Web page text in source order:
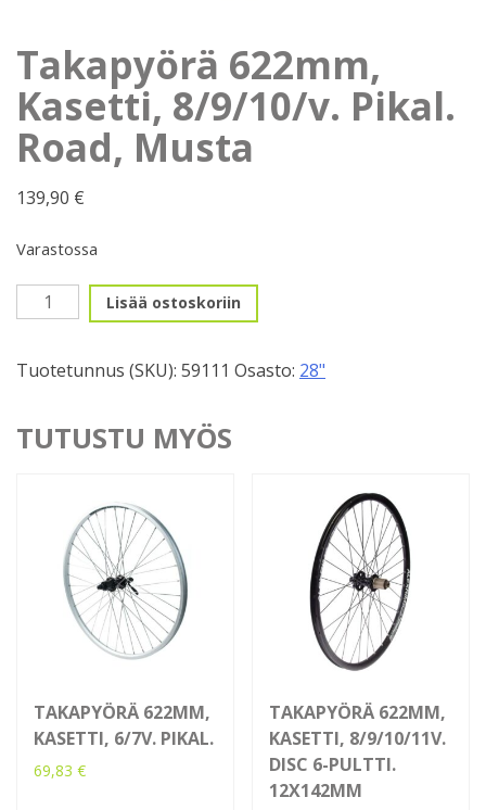
Takapyörä 622mm,
Kasetti, 8/9/10/v. Pikal.
Road, Musta
139,90 €
Varastossa
Takapyörä
622mm,
8/9/10/v.
Road,
Musta
Lisää ostoskoriin
Tuotetunnus (SKU): 59111 Osasto: 28"
TUTUSTU MYÖS
TAKAPYÖRÄ 622MM,
KASETTI, 6/7V. PIKAL.
69,83 €
TAKAPYÖRÄ 622MM,
KASETTI, 8/9/10/11V.
DISC 6-PULTTI.
12X142MM